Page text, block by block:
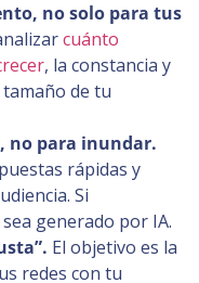
no solo para tus
cuánto
, la constancia y
de tu
no para inundar.
rápidas y
Si
generado por IA.
El objetivo es la
redes con tu